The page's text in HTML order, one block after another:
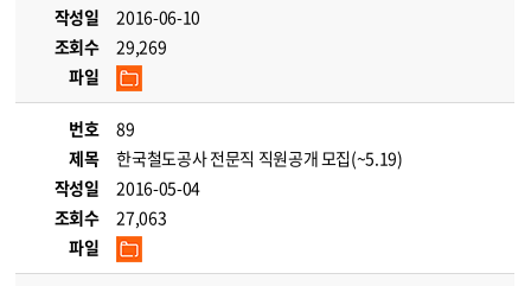
작성일
2016-06-10
조회수
29,269
파일
번호
89
제목
한국철도공사 전문직 직원공개 모집(~5.19)
작성일
2016-05-04
조회수
27,063
파일